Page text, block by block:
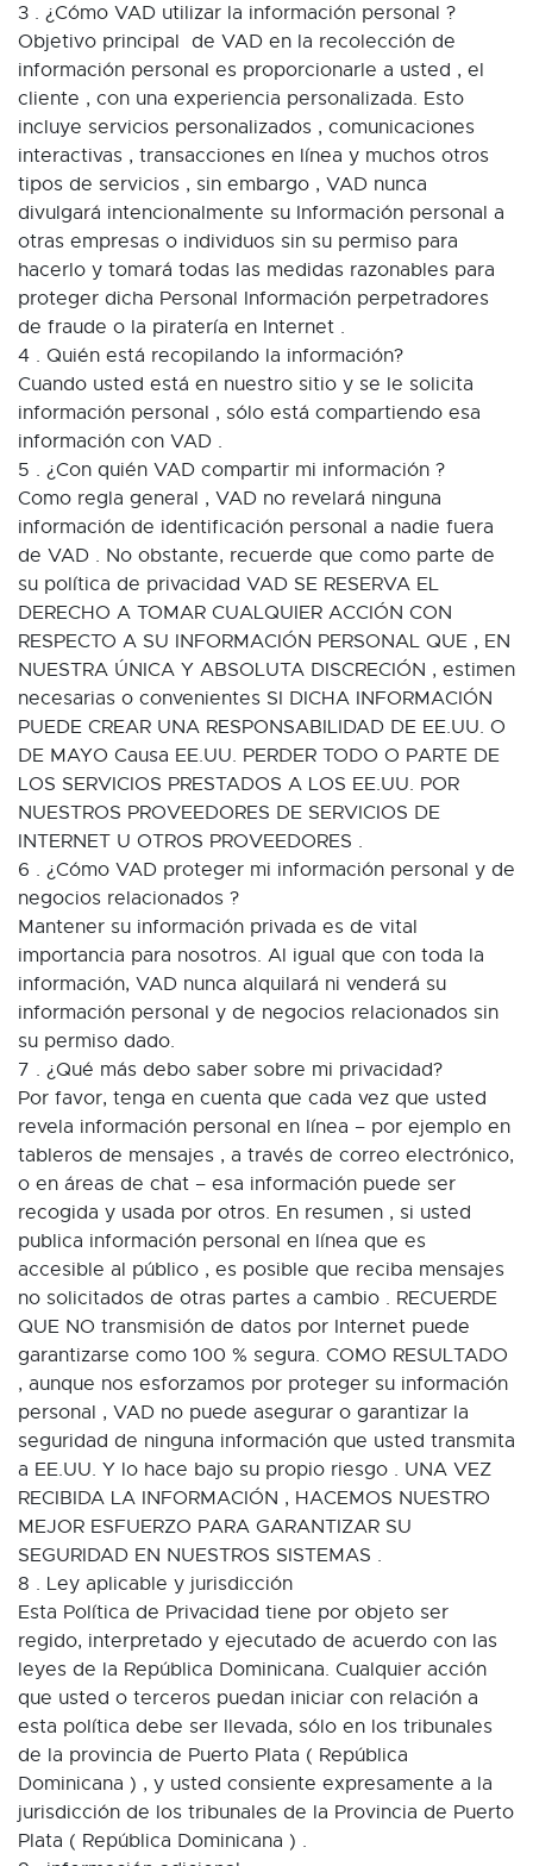
3 . ¿Cómo VAD utilizar la información personal ?
Objetivo principal de VAD en la recolección de
información personal es proporcionarle a usted , el
cliente , con una experiencia personalizada. Esto
incluye servicios personalizados , comunicaciones
interactivas , transacciones en línea y muchos otros
tipos de servicios , sin embargo , VAD nunca
divulgará intencionalmente su Información personal a
otras empresas o individuos sin su permiso para
hacerlo y tomará todas las medidas razonables para
proteger dicha Personal Información perpetradores
de fraude o la piratería en Internet .
4 . Quién está recopilando la información?
Cuando usted está en nuestro sitio y se le solicita
información personal , sólo está compartiendo esa
información con VAD .
5 . ¿Con quién VAD compartir mi información ?
Como regla general , VAD no revelará ninguna
información de identificación personal a nadie fuera
de VAD . No obstante, recuerde que como parte de
su política de privacidad VAD SE RESERVA EL
DERECHO A TOMAR CUALQUIER ACCIÓN CON
RESPECTO A SU INFORMACIÓN PERSONAL QUE , EN
NUESTRA ÚNICA Y ABSOLUTA DISCRECIÓN , estimen
necesarias o convenientes SI DICHA INFORMACIÓN
PUEDE CREAR UNA RESPONSABILIDAD DE EE.UU. O
DE MAYO Causa EE.UU. PERDER TODO O PARTE DE
LOS SERVICIOS PRESTADOS A LOS EE.UU. POR
NUESTROS PROVEEDORES DE SERVICIOS DE
INTERNET U OTROS PROVEEDORES .
6 . ¿Cómo VAD proteger mi información personal y de
negocios relacionados ?
Mantener su información privada es de vital
importancia para nosotros. Al igual que con toda la
información, VAD nunca alquilará ni venderá su
información personal y de negocios relacionados sin
su permiso dado.
7 . ¿Qué más debo saber sobre mi privacidad?
Por favor, tenga en cuenta que cada vez que usted
revela información personal en línea – por ejemplo en
tableros de mensajes , a través de correo electrónico,
o en áreas de chat – esa información puede ser
recogida y usada por otros. En resumen , si usted
publica información personal en línea que es
accesible al público , es posible que reciba mensajes
no solicitados de otras partes a cambio . RECUERDE
QUE NO transmisión de datos por Internet puede
garantizarse como 100 % segura. COMO RESULTADO
, aunque nos esforzamos por proteger su información
personal , VAD no puede asegurar o garantizar la
seguridad de ninguna información que usted transmita
a EE.UU. Y lo hace bajo su propio riesgo . UNA VEZ
RECIBIDA LA INFORMACIÓN , HACEMOS NUESTRO
MEJOR ESFUERZO PARA GARANTIZAR SU
SEGURIDAD EN NUESTROS SISTEMAS .
8 . Ley aplicable y jurisdicción
Esta Política de Privacidad tiene por objeto ser
regido, interpretado y ejecutado de acuerdo con las
leyes de la República Dominicana. Cualquier acción
que usted o terceros puedan iniciar con relación a
esta política debe ser llevada, sólo en los tribunales
de la provincia de Puerto Plata ( República
Dominicana ) , y usted consiente expresamente a la
jurisdicción de los tribunales de la Provincia de Puerto
Plata ( República Dominicana ) .